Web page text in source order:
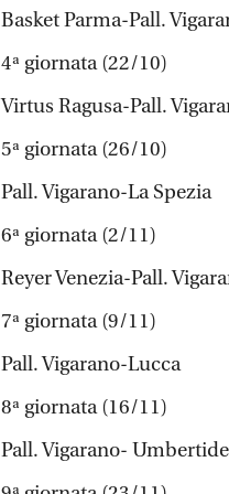
Basket Parma-Pall.
4ª giornata (22/10)
Virtus Ragusa-Pall.
5ª giornata (26/10)
Pall. Vigarano-La Spezia
6ª giornata (2/11)
Reyer Venezia-Pall.
7ª giornata (9/11)
Pall. Vigarano-Lucca
8ª giornata (16/11)
Pall. Vigarano- Umbertide